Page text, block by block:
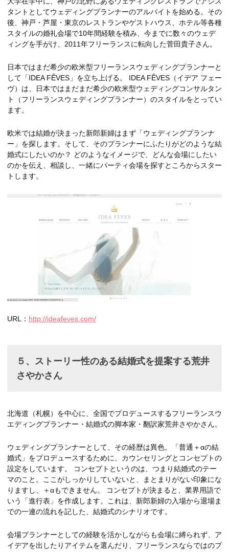
タントとしてウェディングプランナーのアルバイトを始める。その
後、神戸・芦屋・東京のレストランやゲストハウス、ホテル等各種
スタイルの婚礼会場で10年間経験を積み、今までに数々のウェデ
ィングを手がけ、2011年フリーランスに転向した菅田貴子さん。
日本ではまだ希少の欧米型フリーランスウェディングプランナーと
して「IDEA FÊVES」を立ち上げる。 IDEA FÊVES（イデア フェー
ヴ）は、日本ではまだまだ希少の欧米型ウェディングコンサルタン
ト（フリーランスウェディングプランナー）のスタイルをとってい
ます。
欧米では結婚が決まった新郎新婦はまず「ウェディングプランナ
ー」を探します。そして、そのプランナーにふたりがどのような結
婚式にしたいのか？ どのようなイメージで、どんな会場にしたい
のかを伝え、相談し、一緒にパーティ会場を探すところからスター
トします。
URL： http://ideafeves.com/
５、ストーリー性のある結婚式を提案する荒井
さやかさん
北海道（札幌）を中心に、全国でプロデュースするフリーランスウ
エディングプランナー・結婚式の脚本家・翻訳家荒井さやかさん。
ウェディングプランナーとして、その経歴は異色。「普通＋αの結
婚式」をプロデュースするために、カウンセリングとコンセプトの
設定をしています。 コンセプトというのは、つまり結婚式のテー
マのこと。ここがしっかりしていないと、まとまりがない印象にな
りますし、＋αもできません。 コンセプトが決まると、業界用語で
いう「進行表」を作成します。これは、新郎新婦の入場から退場ま
での一連の流れを記した、結婚式のシナリオです。
会場プランナーとしての経験を活かしながらも会場に縛られず、ア
イデアを出したりアイテムを選んだり、フリーランスならではのプ